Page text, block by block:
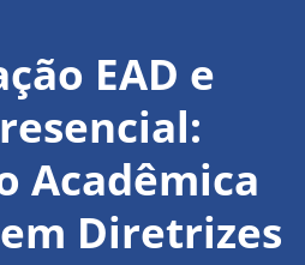
EAD e
Acadêmica
Diretrizes